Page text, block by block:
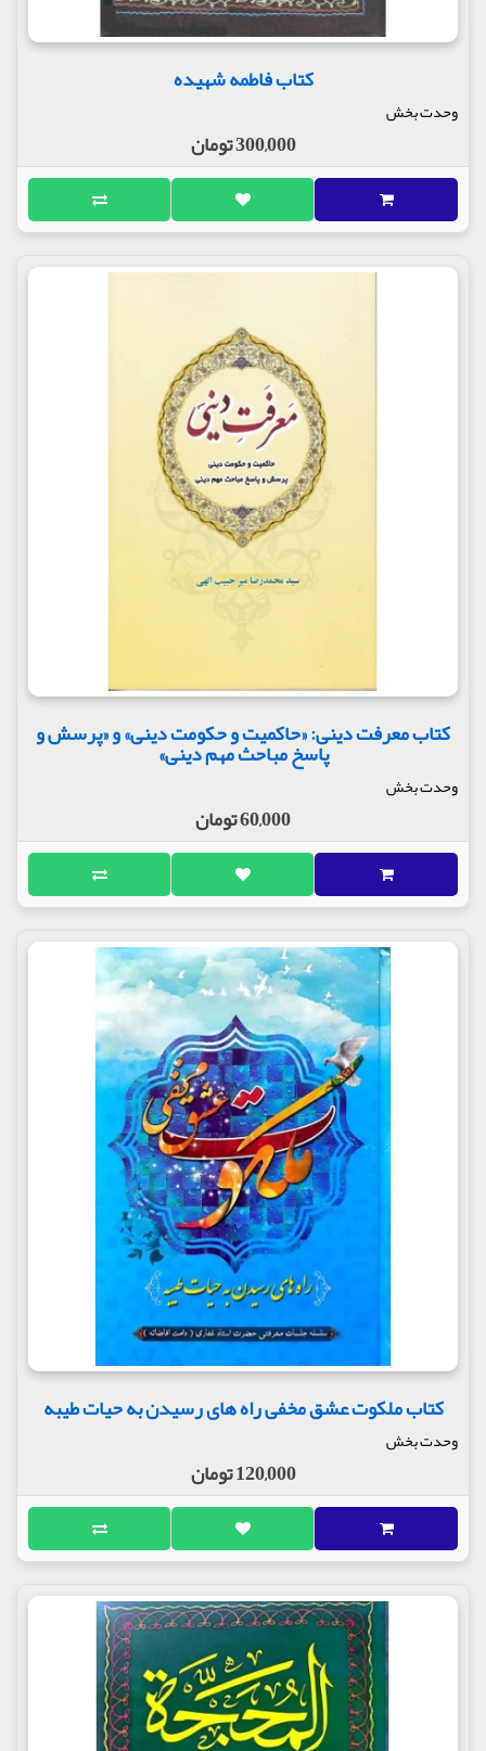
کتاب فاطمه شهیده
وحدت بخش
300,000 تومان
کتاب معرفت دینی: «حاکمیت و حکومت دینی» و «پرسش و
پاسخ مباحث مهم دینی»
وحدت بخش
60,000 تومان
کتاب ملکوت عشق مخفی راه های رسیدن به حیات طیبه
وحدت بخش
120,000 تومان